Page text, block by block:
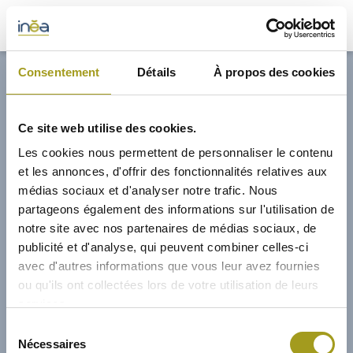
Consentement Détails À propos des cookies
Ce site web utilise des cookies.
Les cookies nous permettent de personnaliser le contenu
et les annonces, d'offrir des fonctionnalités relatives aux
médias sociaux et d'analyser notre trafic. Nous
partageons également des informations sur l'utilisation de
notre site avec nos partenaires de médias sociaux, de
publicité et d'analyse, qui peuvent combiner celles-ci
avec d'autres informations que vous leur avez fournies
ou qu'ils ont collectées lors de votre utilisation de leurs
Nécessaires
33,00€
ACTUS
INVESTISSEURS
PORTE-DOCUMENTS
GREEN BUILDING